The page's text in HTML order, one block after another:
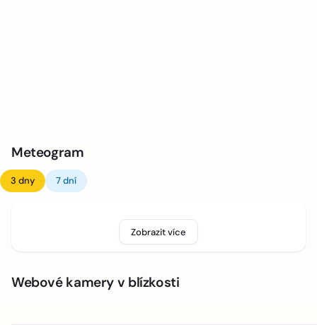
Meteogram
3 dny 7 dní
Zobrazit více
Webové kamery v blízkosti